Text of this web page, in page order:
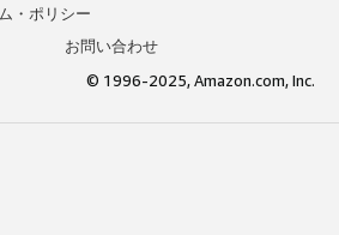
・ポリシー
お問い合わせ
© 1996-2025, Amazon.com, Inc.